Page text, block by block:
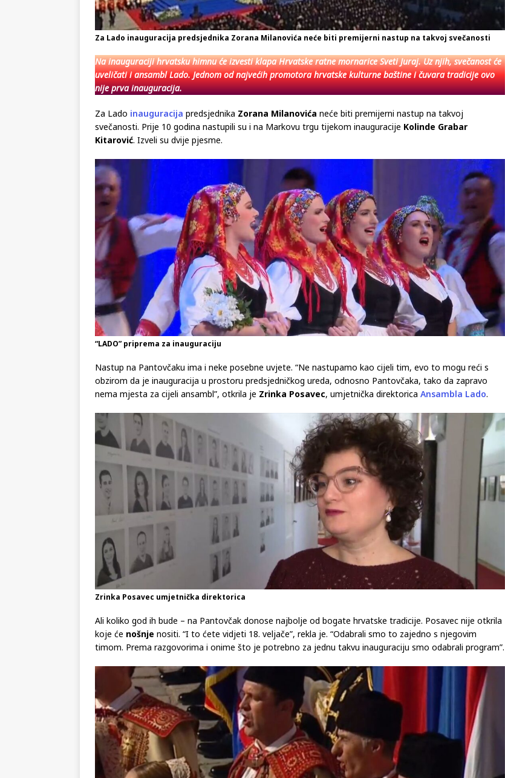
Za Lado inauguracija predsjednika Zorana Milanovića neće biti premijerni nastup na takvoj svečanosti
Na inauguraciji hrvatsku himnu će izvesti klapa Hrvatske ratne mornarice Sveti Juraj. Uz njih, svečanost će
uveličati i ansambl Lado. Jednom od najvećih promotora hrvatske kulturne baštine i čuvara tradicije ovo
nije prva inauguracija.
Za Lado inauguracijapredsjednika Zorana Milanovića
neće biti premijerni nastup na takvoj
svečanosti. Prije 10 godina nastupili su i na Markovu trgu tijekom inauguracije
Kitarović. Izveli su dvije pjesme.
“LADO” priprema za inauguraciju
Nastup na Pantovčaku ima i neke posebne uvjete. “Ne nastupamo kao cijeli tim, evo to mogu reći s
obzirom da je inauguracija u prostoru predsjedničkog ureda, odnosno Pantovčaka, tako da zapravo
nema mjesta za cijeli ansambl”, otkrila jeZrinka Posavec, umjetnička direktoricaAnsambla Lado.
Zrinka Posavec umjetnička direktorica
Ali koliko god ih bude – na Pantovčak donose najbolje od bogate hrvatske tradicije. Posavec nije otkrila
nositi. “I to ćete vidjeti 18. veljače”, rekla je. “Odabrali smo to zajedno s njegovim
timom. Prema razgovorima i onime što je potrebno za jednu takvu inauguraciju smo odabrali program”.